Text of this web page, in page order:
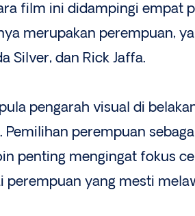
film ini didampingi empat
merupakan perempuan,
Silver, dan Rick Jaffa.
pengarah visual di
Pemilihan perempuan
penting mengingat fokus
perempuan yang mesti